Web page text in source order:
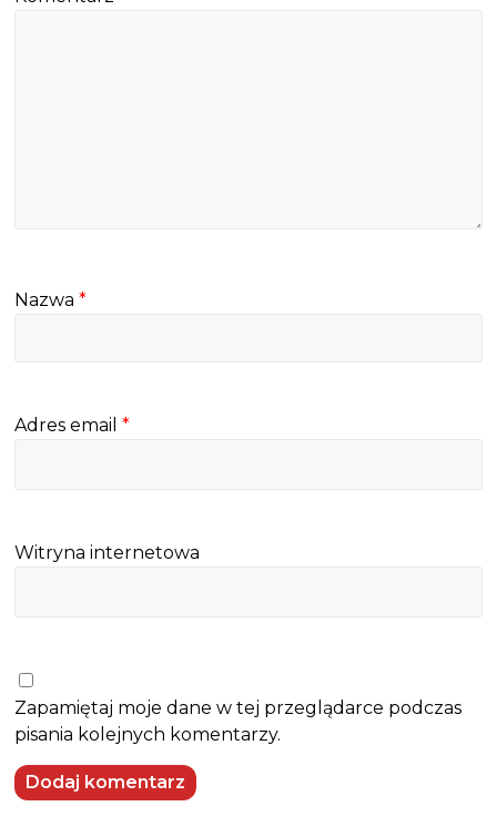
Nazwa*
Adres email*
Witryna internetowa
Zapamiętaj moje dane w tej przeglądarce podczas
pisania kolejnych komentarzy.